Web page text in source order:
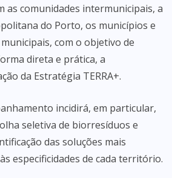
as comunidades intermunicipais, a
do Porto, os municípios e
com o objetivo de
direta e prática, a
da Estratégia TERRA+.
incidirá, em particular,
seletiva de biorresíduos e
das soluções mais
especificidades de cada território.